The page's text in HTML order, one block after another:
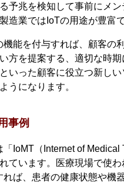
予兆を検知して事前にメン
造業ではIoTの用途が豊富で
機能を付与すれば、顧客の
方を提案する、適切な時期
いった顧客に役立つ新しい
うになります。
事例
IoMT（Internet of Medical
ています。医療現場で使わ
れば、患者の健康状態や機